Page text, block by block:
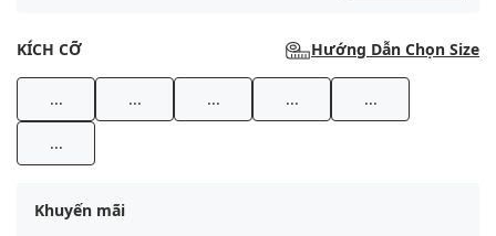
KÍCH CỠ Hướng Dẫn Chọn Size
... ... ... ... ...
...
Khuyến mãi